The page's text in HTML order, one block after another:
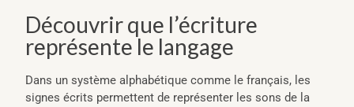
Découvrir que l’écriture
représente le langage
Dans un système alphabétique comme le français, les
signes écrits permettent de représenter les sons de la